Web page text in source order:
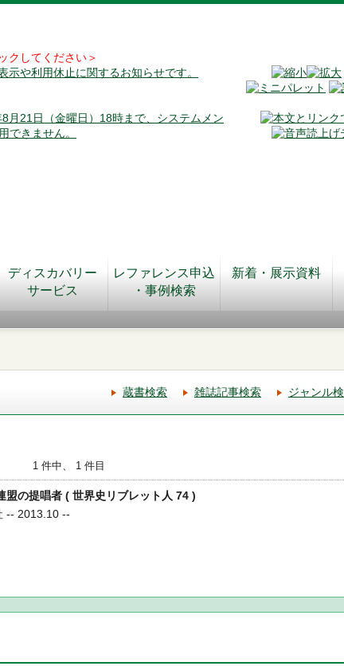
クしてください＞
示や利用休止に関するお知らせです。
月21日（金曜日）18時まで、システムメン
できません。
ディスカバリー
サービス
レファレンス申込
・事例検索
新着・展示資料
蔵書検索 雑誌記事検索 ジャンル
1 件中、 1 件目
盟の提唱者 ( 世界史リブレット人 74 )
-- 2013.10 --